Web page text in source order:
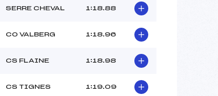
SERRE CHEVAL 1:18.88
CO VALBERG 1:18.96
CS FLAINE 1:18.98
CS TIGNES 1:19.09